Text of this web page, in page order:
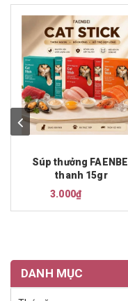
Súp thưởng FAENBEI
thanh 15gr
3.000₫
DANH MỤC